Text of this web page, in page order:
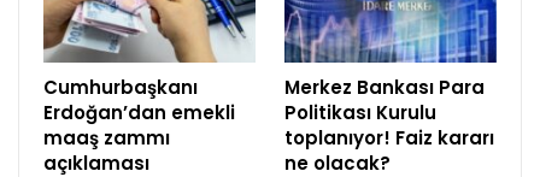
Cumhurbaşkanı
Erdoğan’dan emekli
maaş zammı
açıklaması
Merkez Bankası Para
Politikası Kurulu
toplanıyor! Faiz kararı
ne olacak?